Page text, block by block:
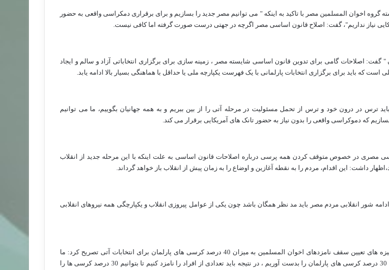
گروه اخوان المسلمین مصر با تاکید به اینکه " می توانیم مصر جدید را بسازیم و برای برقراری دمکراسی واقعی به حضور
نیاز نداریم"، گفت: اصلاح قانون اساسی مصر اگرچه در جهتی درست صورت گرفته اما کافی نیست.
" گفت: اصلاحات گامی برای تدوین قانون اساسی شایسته مصر ، زمینه سازی برای برگزاری انتخاباتی آزاد و سالم و ایجاد
است که باید برای برگزاری انتخابات پارلمانی با یک فهرست یکپارچه ملی یا حداقل با هماهنگی بسیار بالا ادامه یابد.
ترس در درون خود و ترس از تحمل مسئولیت در مرحله آتی را از بین ببریم و به همه جهانیان بگوییم، ما می توانیم
که دموکراسی واقعی را بدون نیاز به حضور تانک های آمریکایی برقرار می کند.
مصری در خصوص متوقف کردن همه پرسی درباره اصلاحات قانون اساسی به علت اینکه با این مرحله جدید از انقلاب
داشت: این اقدام، مردم را به نقطه آغازین و اوضاع را به زمان پیش از انقلاب باز خواهد گرداند.
شور انقلابی مردم مصر باید مد نظر همگان باشد چون یکی از عوامل پیروزی انقلاب و یکپارچگی همه نیروهای انقلابی
وی در باره انگیزه های تعیین سقف نامزدهای اخوان المسلمین به میزان 40 درصد کرسی های پارلمان برای انتخابات آتی تصریح کرد: ما
تلاش می کنیم 30 درصد کرسی های پارلمان را بدست آوریم ، در نتیجه باید تعدادی از افراد را نامزد کنیم تا بتوانیم 30 درصد کرسی ها را